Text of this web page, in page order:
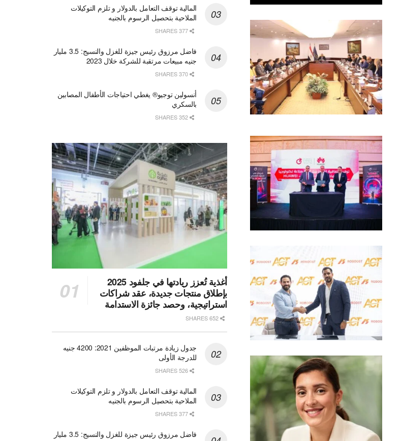
المالية توقف التعامل بالدولار و تلزم التوكيلات
الملاحية بتحصيل الرسوم بالجنيه
فاضل مرزوق رئيس جيزة للغزل والنسيج: 3.5 مليار
جنيه مبيعات مرتقبة للشركة خلال 2023
أنسولين توجيو® يغطي احتياجات الأطفال المصابين
بالسكري
أغذية تُعزز ريادتها في جلفود 2025
بإطلاق منتجات جديدة، عقد شراكات
استراتيجية، وحصد جائزة الاستدامة
جدول زيادة مرتبات الموظفين 2021: 4200 جنيه
للدرجة الأولى
المالية توقف التعامل بالدولار و تلزم التوكيلات
الملاحية بتحصيل الرسوم بالجنيه
فاضل مرزوق رئيس جيزة للغزل والنسيج: 3.5 مليار